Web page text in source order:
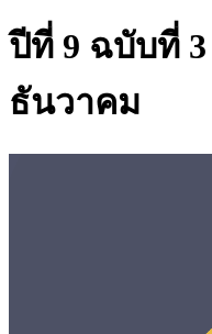
ปีที่ 9 ฉบับที่
ธันวาคม